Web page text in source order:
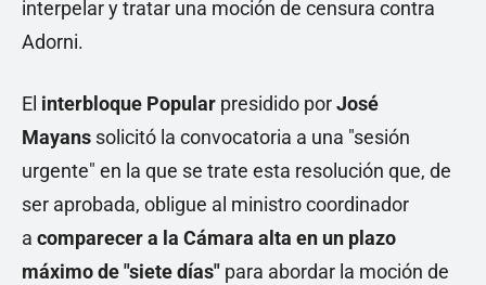
interpelar y tratar una moción de censura contra
Adorni.
El interbloque Popular presidido porJosé
Mayans solicitó la convocatoria a una "sesión
urgente" en la que se trate esta resolución que, de
ser aprobada, obligue al ministro coordinador
a comparecer a la Cámara alta en un plazo
máximo de "siete días" para abordar la moción de